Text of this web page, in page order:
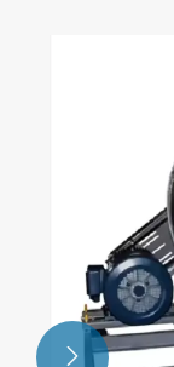
حرارة
